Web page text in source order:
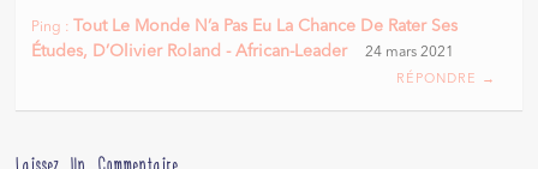
Ping : Tout Le Monde N’a Pas Eu La Chance De Rater Ses
Études, D’Olivier Roland - African-Leader
24 mars 2021
RÉPONDRE →